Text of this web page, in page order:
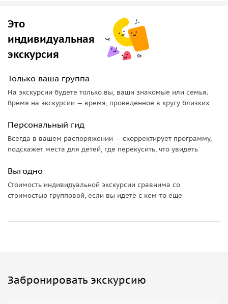
Это
индивидуальная
экскурсия
Только ваша группа
На экскурсии будете только вы, ваши знакомые или семья.
Время на экскурсии — время, проведенное в кругу близких
Персональный гид
Всегда в вашем распоряжении — скорректирует программу,
подскажет места для детей, где перекусить, что увидеть
Выгодно
Стоимость индивидуальной экскурсии сравнима со
стоимостью групповой, если вы идете с кем-то еще
Забронировать экскурсию